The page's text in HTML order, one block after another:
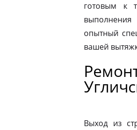
готовым к
опытный
вашей
Выход из